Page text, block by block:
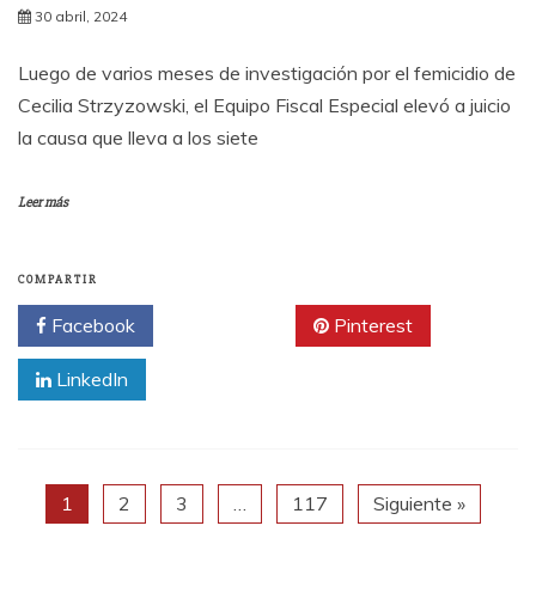
30 abril, 2024
Luego de varios meses de investigación por el femicidio de
Cecilia Strzyzowski, el Equipo Fiscal Especial elevó a juicio
la causa que lleva a los siete
Leer más
COMPARTIR
Facebook Pinterest
LinkedIn
1 2 3 117 Siguiente »